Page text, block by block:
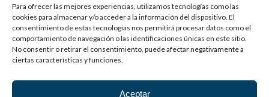
Para ofrecer las mejores experiencias, utilizamos tecnologías como las
cookies para almacenar y/o acceder a la información del dispositivo. El
consentimiento de estas tecnologías nos permitirá procesar datos como el
comportamiento de navegación o las identificaciones únicas en este sitio.
No consentir o retirar el consentimiento, puede afectar negativamente a
ciertas características y funciones.
Aceptar
2026AYUNTAMIENTO DE ARANJUEZ
Aviso Legal Política de privacidad Política de cookies